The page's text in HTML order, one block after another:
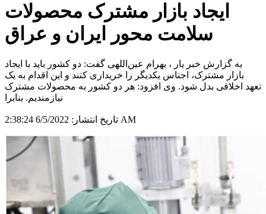
ایجاد بازار مشترک‌ محصولات
سلامت محور ایران و عراق
به گزارش خبر یار ، بهرام عین‌اللهی گفت: دو کشور باید با ایجاد
بازار مشترک، اجناس یکدیگر را خریداری کنند و این اقدام به یک
تعهد اخلاقی بدل شود. وی افزود: هر دو کشور به محصولات مشترک
نیازمندیم. بنابرا
تاریخ انتشار: 6/5/2022 2:38:24 AM